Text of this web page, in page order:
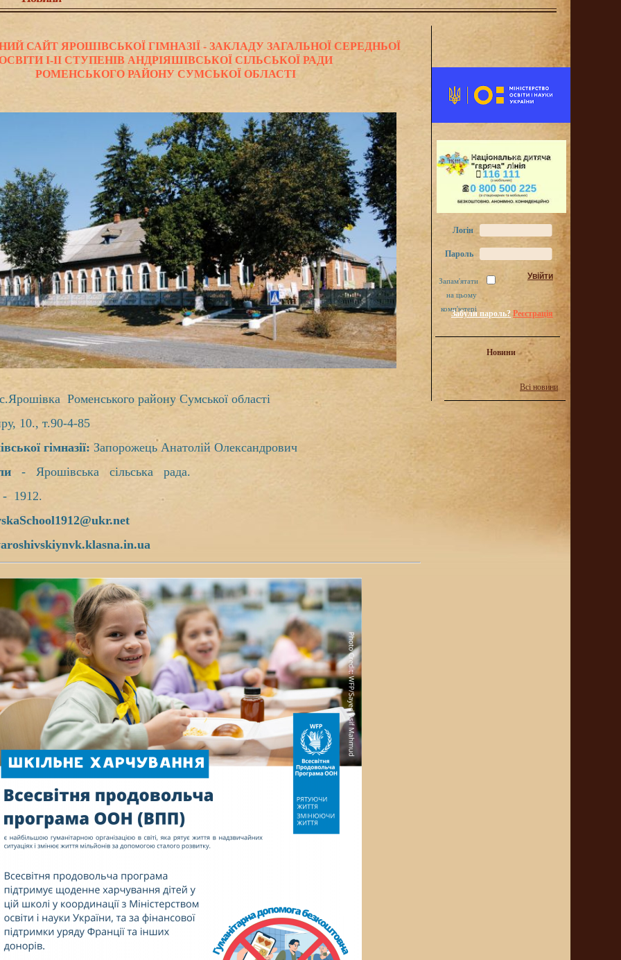
САЙТ ЯРОШІВСЬКОЇ ГІМНАЗІЇ - ЗАКЛАДУ ЗАГАЛЬНОЇ СЕРЕДНЬОЇ
І-ІІ СТУПЕНІВ АНДРІЯШІВСЬКОЇ СІЛЬСЬКОЇ РАДИ
РОМЕНСЬКОГО РАЙОНУ СУМСЬКОЇ ОБЛАСТІ
с.Ярошівка Роменського району Сумської області
т.90-4-85
гімназії: Запорожець Анатолій Олександрович
- Ярошівська сільська рада.
- 1912.
ukr.net
Логін
Пароль
Запам'ятати
на цьому
комп'ютері
Забули пароль? Реєстрація
Новини
Всі новини